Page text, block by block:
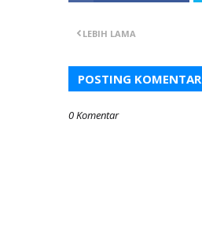
LEBIH LAMA
POSTING KOMENTAR
0 Komentar